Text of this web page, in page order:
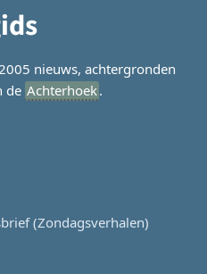
nieuws, achtergronden
de Achterhoek.
(Zondagsverhalen)